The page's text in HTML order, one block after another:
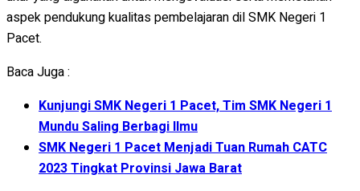
aspek pendukung kualitas pembelajaran dil SMK Negeri 1
Pacet.
Baca Juga :
Kunjungi SMK Negeri 1 Pacet, Tim SMK Negeri 1
Mundu Saling Berbagi Ilmu
SMK Negeri 1 Pacet Menjadi Tuan Rumah CATC
2023 Tingkat Provinsi Jawa Barat